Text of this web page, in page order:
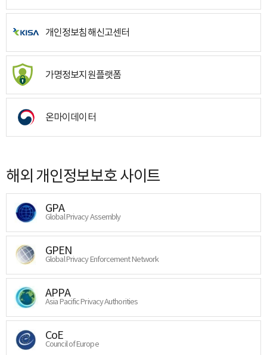
개인정보침해신고센터
가명정보지원플랫폼
온마이데이터
해외 개인정보보호 사이트
GPA
Global Privacy Assembly
GPEN
Global Privacy Enforcement Network
APPA
Asia Pacific Privacy Authorities
CoE
Council of Europe